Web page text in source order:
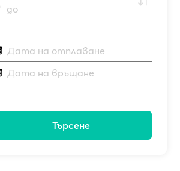
до
Дата на отплаване
Дата на връщане
Търсене